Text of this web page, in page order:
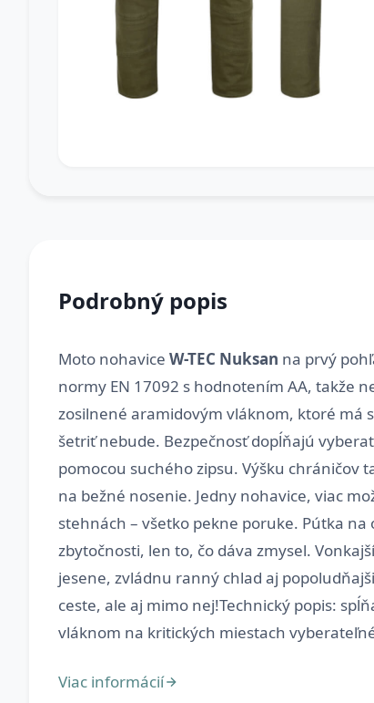
Podrobný popis
Moto nohavice W-TEC Nuksan na prvý
normy EN 17092 s hodnotením AA, takže
zosilnené aramidovým vláknom, ktoré má
šetriť nebude. Bezpečnosť dopĺňajú
pomocou suchého zipsu. Výšku chráničov
na bežné nosenie. Jedny nohavice, viac
stehnách – všetko pekne poruke. Pútka
zbytočnosti, len to, čo dáva zmysel.
jesene, zvládnu ranný chlad aj
ceste, ale aj mimo nej!Technický popis: